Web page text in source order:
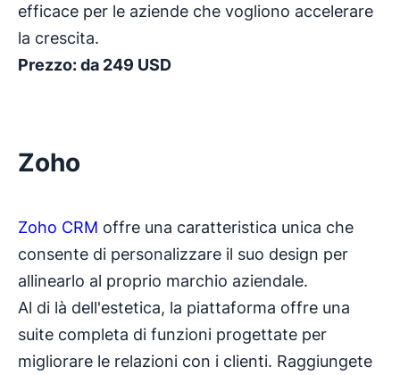
efficace per le aziende che vogliono accelerare
la crescita.
Prezzo: da 249 USD
Zoho
Zoho CRM offre una caratteristica unica che
consente di personalizzare il suo design per
allinearlo al proprio marchio aziendale.
Al di là dell'estetica, la piattaforma offre una
suite completa di funzioni progettate per
migliorare le relazioni con i clienti. Raggiungete